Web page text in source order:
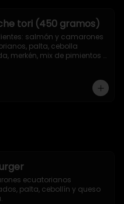
tori (450 gramos)
salmón y camarones
palta, cebolla
merkén, mix de pimientos
ecuatorianos
palta, cebollín y queso